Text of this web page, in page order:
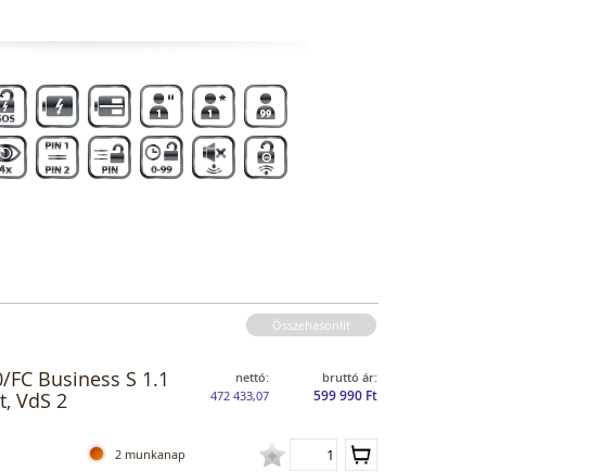
Összehasonlít
nettó:
472 433,07
bruttó ár:
599 990 Ft
Business S 1.1
VdS 2
2 munkanap